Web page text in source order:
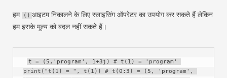
हम () आइटम निकालने के लिए स्लाइसिंग ऑपरेटर का उपयोग कर सकते हैं लेकिन
हम इसके मूल्य को बदल नहीं सकते हैं।
t = (5,'program', 1+3j) # t(1) = 'program'
print("t(1) = ", t(1)) # t(0:3) = (5, 'program',